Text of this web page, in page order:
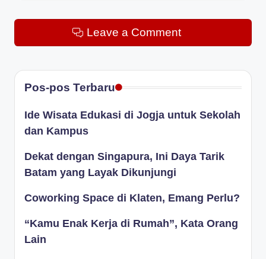
Leave a Comment
Pos-pos Terbaru
Ide Wisata Edukasi di Jogja untuk Sekolah
dan Kampus
Dekat dengan Singapura, Ini Daya Tarik
Batam yang Layak Dikunjungi
Coworking Space di Klaten, Emang Perlu?
“Kamu Enak Kerja di Rumah”, Kata Orang
Lain